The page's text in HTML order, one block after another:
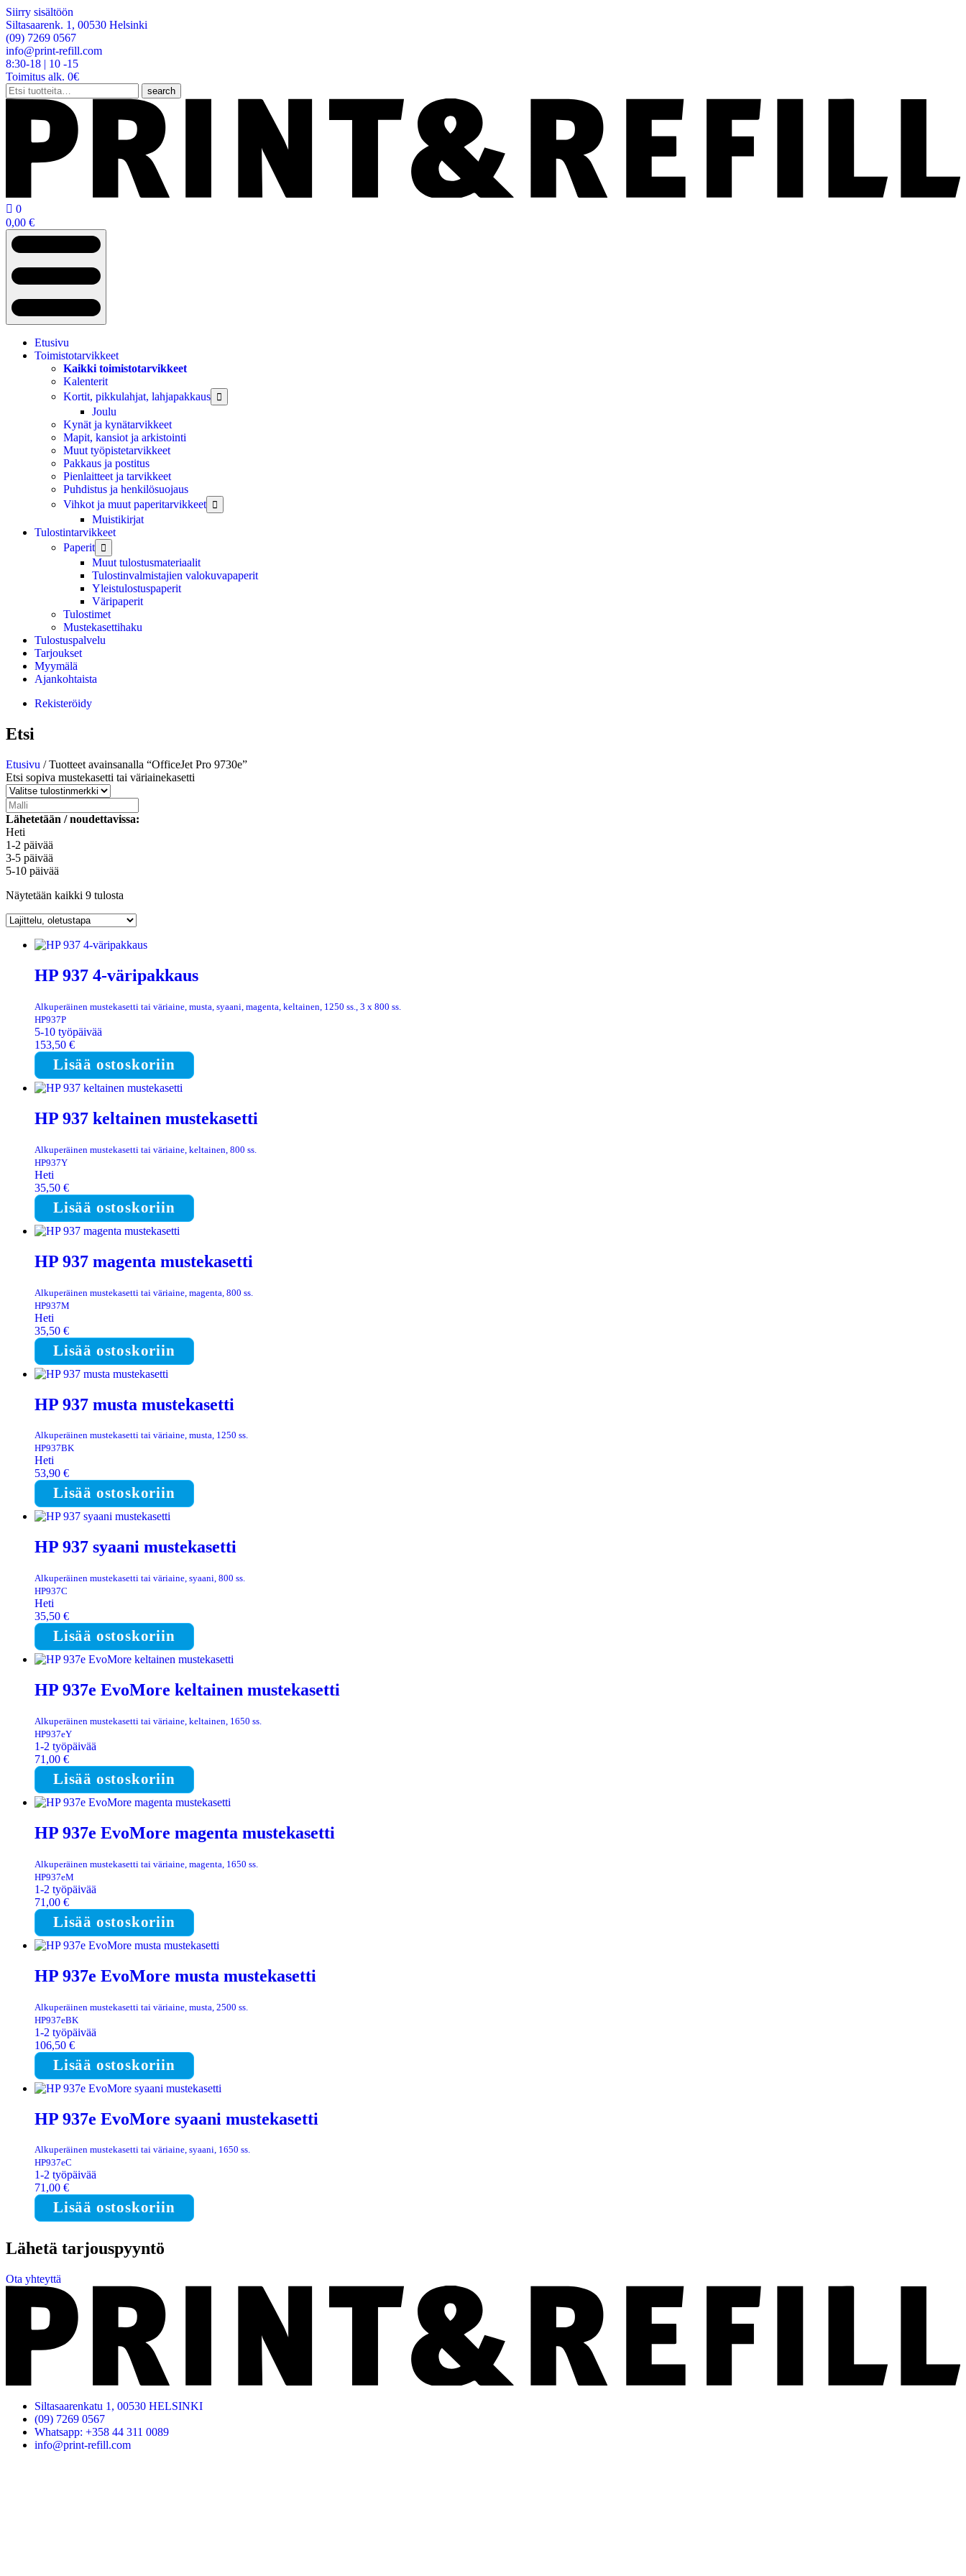
Siirry sisältöön
Siltasaarenk. 1, 00530 Helsinki
(09) 7269 0567
info@print-refill.com
8:30-18 | 10 -15
Toimitus alk. 0€
Etsi:
search
 0
0,00 €
Etusivu
Toimistotarvikkeet
Kaikki toimistotarvikkeet
Kalenterit
Kortit, pikkulahjat, lahjapakkaus

Joulu
Kynät ja kynätarvikkeet
Mapit, kansiot ja arkistointi
Muut työpistetarvikkeet
Pakkaus ja postitus
Pienlaitteet ja tarvikkeet
Puhdistus ja henkilösuojaus
Vihkot ja muut paperitarvikkeet

Muistikirjat
Tulostintarvikkeet
Paperit

Muut tulostusmateriaalit
Tulostinvalmistajien valokuvapaperit
Yleistulostuspaperit
Väripaperit
Tulostimet
Mustekasettihaku
Tulostuspalvelu
Tarjoukset
Myymälä
Ajankohtaista
Rekisteröidy
Etsi
Etusivu / Tuotteet avainsanalla “OfficeJet Pro 9730e”
Etsi sopiva mustekasetti tai väriainekasetti
Lähetetään / noudettavissa:
Heti
1-2 päivää
3-5 päivää
5-10 päivää
Näytetään kaikki 9 tulosta
HP 937 4-väripakkaus
Alkuperäinen mustekasetti tai väriaine, musta, syaani, magenta, keltainen, 1250 ss., 3 x 800 ss.
HP937P
5-10 työpäivää
153,50 €
Lisää ostoskoriin
HP 937 keltainen mustekasetti
Alkuperäinen mustekasetti tai väriaine, keltainen, 800 ss.
HP937Y
Heti
35,50 €
Lisää ostoskoriin
HP 937 magenta mustekasetti
Alkuperäinen mustekasetti tai väriaine, magenta, 800 ss.
HP937M
Heti
35,50 €
Lisää ostoskoriin
HP 937 musta mustekasetti
Alkuperäinen mustekasetti tai väriaine, musta, 1250 ss.
HP937BK
Heti
53,90 €
Lisää ostoskoriin
HP 937 syaani mustekasetti
Alkuperäinen mustekasetti tai väriaine, syaani, 800 ss.
HP937C
Heti
35,50 €
Lisää ostoskoriin
HP 937e EvoMore keltainen mustekasetti
Alkuperäinen mustekasetti tai väriaine, keltainen, 1650 ss.
HP937eY
1-2 työpäivää
71,00 €
Lisää ostoskoriin
HP 937e EvoMore magenta mustekasetti
Alkuperäinen mustekasetti tai väriaine, magenta, 1650 ss.
HP937eM
1-2 työpäivää
71,00 €
Lisää ostoskoriin
HP 937e EvoMore musta mustekasetti
Alkuperäinen mustekasetti tai väriaine, musta, 2500 ss.
HP937eBK
1-2 työpäivää
106,50 €
Lisää ostoskoriin
HP 937e EvoMore syaani mustekasetti
Alkuperäinen mustekasetti tai väriaine, syaani, 1650 ss.
HP937eC
1-2 työpäivää
71,00 €
Lisää ostoskoriin
Lähetä tarjouspyyntö
Ota yhteyttä
Siltasaarenkatu 1, 00530 HELSINKI
(09) 7269 0567
Whatsapp: +358 44 311 0089
info@print-refill.com